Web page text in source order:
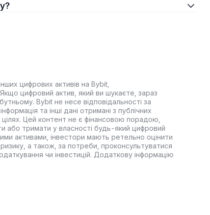
цифрових активів на Bybit,
цифровий актив, який ви шукаєте, зараз
Bybit не несе відповідальності за
та інші дані отримані з публічних
Цей контент не є фінансовою порадою,
або тримати у власності будь-який цифровий
активами, інвестори мають ретельно оцінити
а також, за потреби, проконсультуватися
чи інвестицій. Додаткову інформацію